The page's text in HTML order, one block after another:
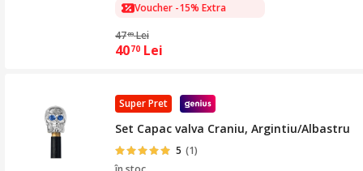
Voucher -15% Extra
4789 Lei
4070 Lei
Super Pret
Set Capac valva Craniu, Argintiu/Albastru
5 (1)